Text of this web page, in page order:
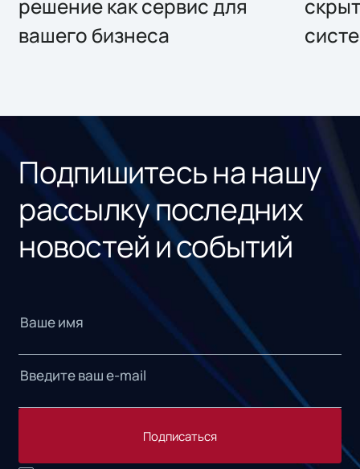
решение как сервис для
вашего бизнеса
Подпишитесь на нашу
рассылку последних
новостей и событий
Подписаться